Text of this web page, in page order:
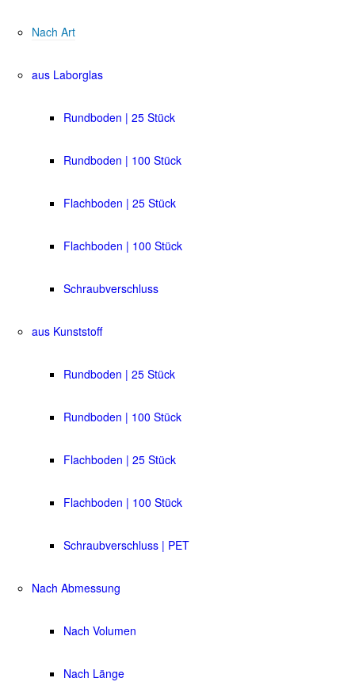
Nach Art
aus Laborglas
Rundboden | 25 Stück
Rundboden | 100 Stück
Flachboden | 25 Stück
Flachboden | 100 Stück
Schraubverschluss
aus Kunststoff
Rundboden | 25 Stück
Rundboden | 100 Stück
Flachboden | 25 Stück
Flachboden | 100 Stück
Schraubverschluss | PET
Nach Abmessung
Nach Volumen
Nach Länge